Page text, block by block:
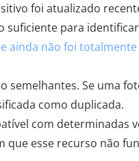
foi atualizado
para
ainda não foi
semelhantes. Se uma
como duplicada.
com determinadas
que esse recurso não